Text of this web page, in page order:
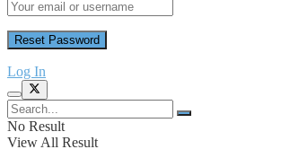
Log In
No Result
View All Result